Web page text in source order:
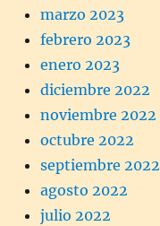
marzo 2023
febrero 2023
enero 2023
diciembre 2022
noviembre 2022
octubre 2022
septiembre 2022
agosto 2022
julio 2022